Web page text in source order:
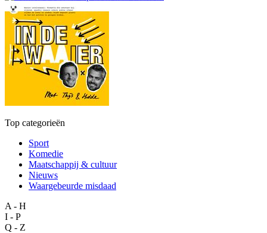
Top categorieën
Sport
Komedie
Maatschappij & cultuur
Nieuws
Waargebeurde misdaad
A - H
I - P
Q - Z